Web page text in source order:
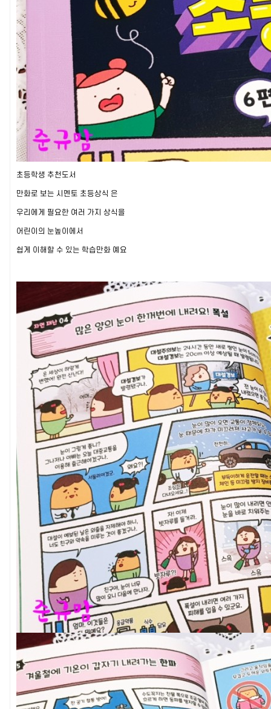
초등학생 추천도서
만화로 보는 시멘토 초등상식 은
우리에게 필요한 여러 가지 상식을
어린이의 눈높이에서
쉽게 이해할 수 있는 학습만화 예요